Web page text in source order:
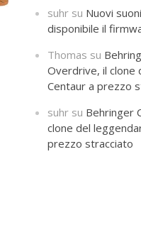
suhr su Nuovi
disponibile il
Thomas su
Overdrive, il clone
Centaur a prezzo
suhr su Behringer
clone del
prezzo stracciato